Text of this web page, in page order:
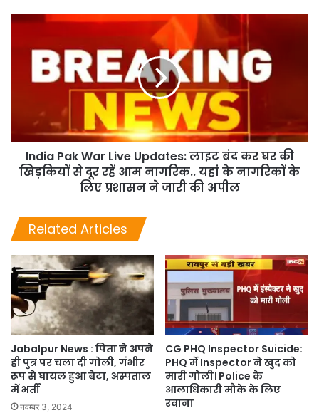
India Pak War Live Updates: लाइट बंद कर घर की
खिड़कियों से दूर रहें आम नागरिक.. यहां के नागरिकों के
लिए प्रशासन ने जारी की अपील
Related Articles
Jabalpur News : पिता ने अपने
ही पुत्र पर चला दी गोली, गंभीर
रूप से घायल हुआ बेटा, अस्पताल
में भर्ती
नवम्बर 3, 2024
CG PHQ Inspector Suicide:
PHQ में Inspector ने खुद को
मारी गोली। Police के
आलाधिकारी मौके के लिए
रवाना